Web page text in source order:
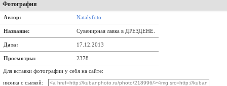
Фотография
Автор: Natalyfoto
Название: Сувенирная лавка в ДРЕЗДЕНЕ.
Дата: 17.12.2013
Просмотры: 2378
Для вставки фотографии у себя на сайте:
иконка с сылкой: